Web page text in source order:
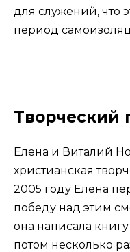
для служений, что
период
Творческий
Елена и Виталий
христианская
2005 году Елена
победу над этим
она написала
потом несколько